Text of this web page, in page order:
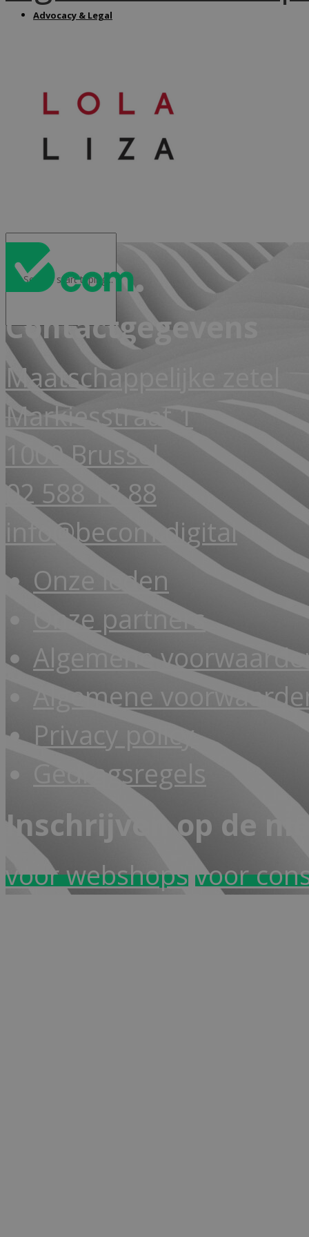
Advocacy & Legal
Contactgegevens
Maatschappelijke zetel
Markiesstraat 1
1000 Brussel
02 588 18 88
info@becom.digital
Onze leden
Onze partners
Algemene
Algemene
Privacy policy
Gedragsregels
Inschrijven op de
voor webshopsvoor